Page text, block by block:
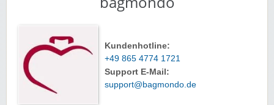
Kundenhotline:
+49 865 4774 1721
Support E-Mail:
support@bagmondo.de